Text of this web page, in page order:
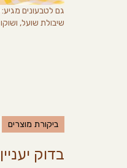
גם לטבעונים
שיבולת שועל,
ביקורת מוצרים
בדוק